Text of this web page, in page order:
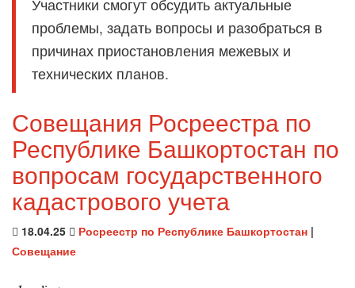
Участники смогут обсудить актуальные
проблемы, задать вопросы и разобраться в
причинах приостановления межевых и
технических планов.
Совещания Росреестра по
Республике Башкортостан по
вопросам государственного
кадастрового учета
18.04.25 Росреестр по Республике Башкортостан |
Совещание